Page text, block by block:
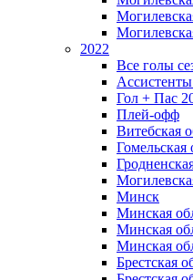
2022
Все голы
Гол + Пас
Плей-офф
Витебская
Гомельская
Минск
Mинская
Минская
Минская
Брестская